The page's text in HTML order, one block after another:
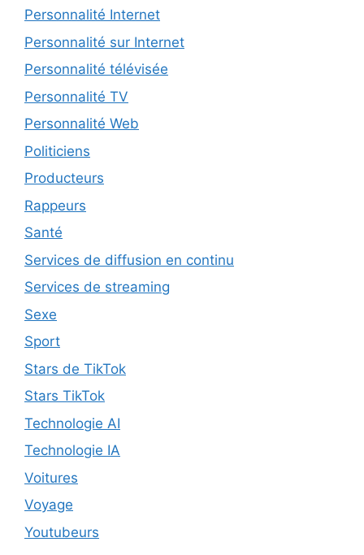
Personnalité Internet
Personnalité sur Internet
Personnalité télévisée
Personnalité TV
Personnalité Web
Politiciens
Producteurs
Rappeurs
Santé
Services de diffusion en continu
Services de streaming
Sexe
Sport
Stars de TikTok
Stars TikTok
Technologie AI
Technologie IA
Voitures
Voyage
Youtubeurs